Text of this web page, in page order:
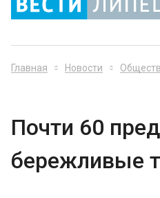
Главная Новости
Почти 60
бережливые